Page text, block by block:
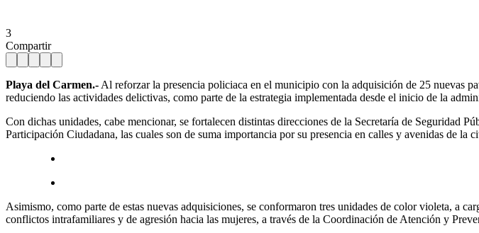
3
Compartir
Playa del Carmen.- Al reforzar la presencia policiaca en el municipio con la adquisición de 25 nuevas
reduciendo las actividades delictivas, como parte de la estrategia implementada desde el inicio de la
Con dichas unidades, cabe mencionar, se fortalecen distintas direcciones de la Secretaría de
Participación Ciudadana, las cuales son de suma importancia por su presencia en calles y avenidas de
Asimismo, como parte de estas nuevas adquisiciones, se conformaron tres unidades de color violeta, a
conflictos intrafamiliares y de agresión hacia las mujeres, a través de la Coordinación de Atención y